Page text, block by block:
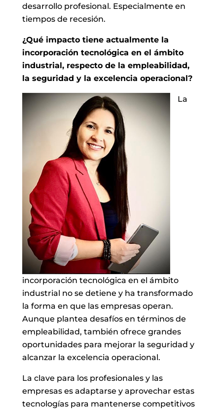
desarrollo profesional. Especialmente en
tiempos de recesión.
¿Qué impacto tiene actualmente la
incorporación tecnológica en el ámbito
industrial, respecto de la empleabilidad,
la seguridad y la excelencia operacional?
La
incorporación tecnológica en el ámbito
industrial no se detiene y ha transformado
la forma en que las empresas operan.
Aunque plantea desafíos en términos de
empleabilidad, también ofrece grandes
oportunidades para mejorar la seguridad y
alcanzar la excelencia operacional.
La clave para los profesionales y las
empresas es adaptarse y aprovechar estas
tecnologías para mantenerse competitivos